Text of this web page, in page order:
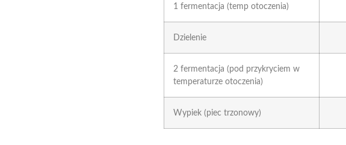
1 fermentacja (temp otoczenia)
Dzielenie
2 fermentacja (pod przykryciem w
temperaturze otoczenia)
Wypiek (piec trzonowy)